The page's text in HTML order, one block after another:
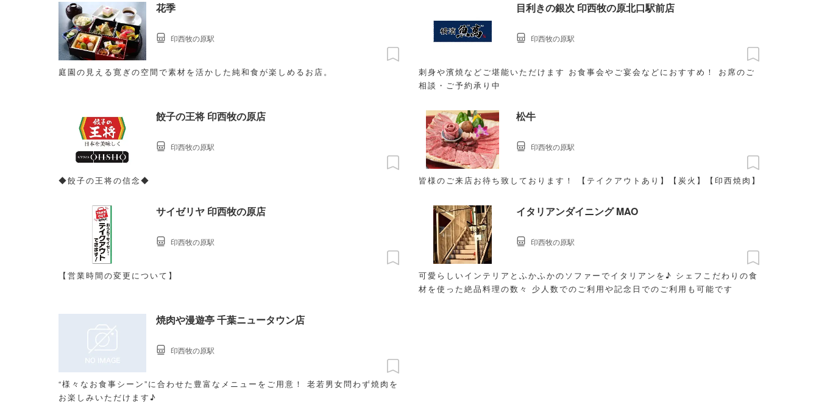
花季
庭園の見える寛ぎの空間で素材を活かした純和食が楽しめるお店。
印西牧の原駅
目利きの銀次 印西牧の原北口駅前店
刺身や濱焼などご堪能いただけます お食事会やご宴会などにおすすめ！ お席のご
相談・ご予約承り中
印西牧の原駅
餃子の王将 印西牧の原店
◆餃子の王将の信念◆
印西牧の原駅
松牛
皆様のご来店お待ち致しております！ 【テイクアウトあり】【炭火】【印西焼肉】
印西牧の原駅
サイゼリヤ 印西牧の原店
【営業時間の変更について】
印西牧の原駅
イタリアンダイニング MAO
可愛らしいインテリアとふかふかのソファーでイタリアンを♪ シェフこだわりの食
材を使った絶品料理の数々 少人数でのご利用や記念日でのご利用も可能です
印西牧の原駅
焼肉や漫遊亭 千葉ニュータウン店
“様々なお食事シーン”に合わせた豊富なメニューをご用意！ 老若男女問わず焼肉を
お楽しみいただけます♪
印西牧の原駅